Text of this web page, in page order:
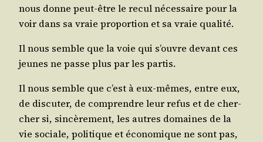
nous donne peut-être le recul néces­saire pour la
voir dans sa vraie pro­por­tion et sa vraie qualité.
Il nous semble que la voie qui s’ouvre devant ces
jeunes ne passe plus par les partis.
Il nous semble que c’est à eux-mêmes, entre eux,
de dis­cu­ter, de com­prendre leur refus et de cher­
cher si, sin­cè­re­ment, les autres domaines de la
vie sociale, poli­tique et éco­no­mique ne sont pas,